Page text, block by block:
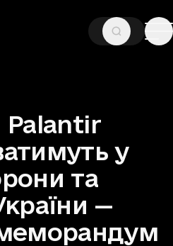
Palantir
у
та
—